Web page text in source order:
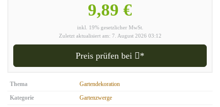
9,89 €
inkl. 19% gesetzlicher MwSt.
Zuletzt aktualisiert am: 7. August 2026 03:12
Preis prüfen bei *
Thema
Gartendekoration
Kategorie
Gartenzwerge